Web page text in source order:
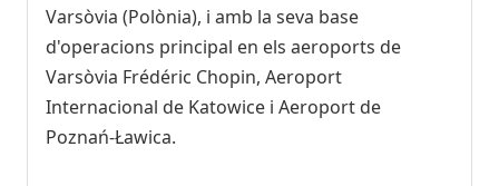
Varsòvia (Polònia), i amb la seva base
d'operacions principal en els aeroports de
Varsòvia Frédéric Chopin, Aeroport
Internacional de Katowice i Aeroport de
Poznań-Ławica.